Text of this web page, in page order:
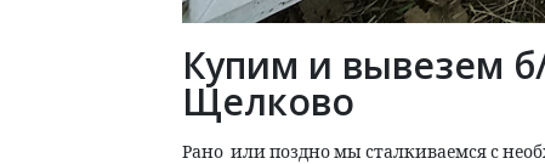
Купим и вывезем
Щелково
Рано или поздно мы сталкиваемся с